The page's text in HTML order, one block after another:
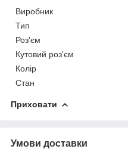
Виробник
Тип
Роз'єм
Кутовий роз'єм
Колір
Стан
Приховати
Умови доставки